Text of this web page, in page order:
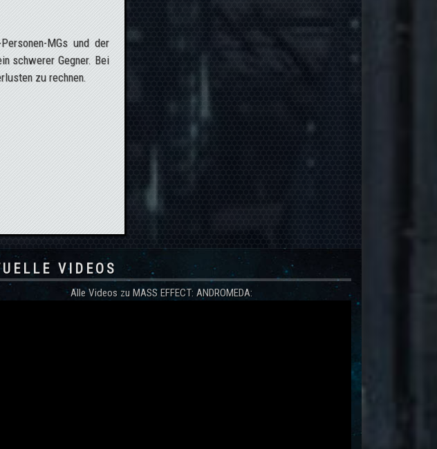
MGs und der
schwerer Gegner. Bei
zu rechnen.
VIDEOS
Alle Videos zu MASS EFFECT: ANDROMEDA: